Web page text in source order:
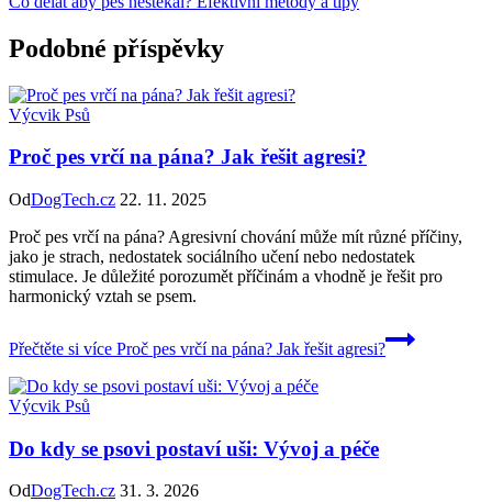
Podobné příspěvky
Výcvik Psů
Proč pes vrčí na pána? Jak řešit agresi?
OdDogTech.cz 22. 11. 2025
Proč pes vrčí na pána? Agresivní chování může mít různé příčiny,
jako je strach, nedostatek sociálního učení nebo nedostatek
stimulace. Je důležité porozumět příčinám a vhodně je řešit pro
harmonický vztah se psem.
Přečtěte si více Proč pes vrčí na pána? Jak řešit agresi?
Výcvik Psů
Do kdy se psovi postaví uši: Vývoj a péče
OdDogTech.cz 31. 3. 2026